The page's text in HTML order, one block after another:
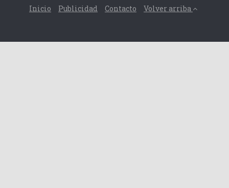
Inicio Publicidad Contacto Volver arriba